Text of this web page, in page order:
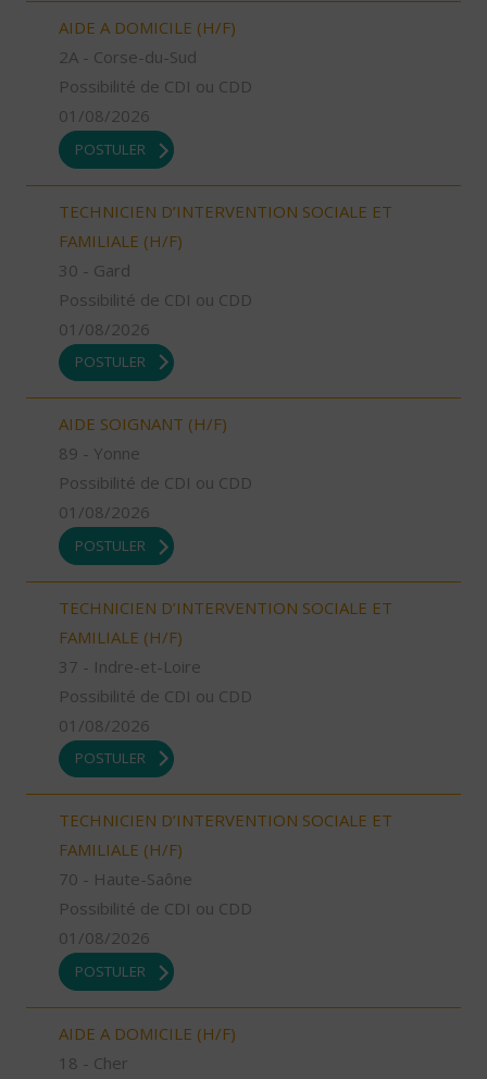
AIDE A DOMICILE (H/F)
2A - Corse-du-Sud
Possibilité de CDI ou CDD
01/08/2026
POSTULER
TECHNICIEN D’INTERVENTION SOCIALE ET
FAMILIALE (H/F)
30 - Gard
Possibilité de CDI ou CDD
01/08/2026
POSTULER
AIDE SOIGNANT (H/F)
89 - Yonne
Possibilité de CDI ou CDD
01/08/2026
POSTULER
TECHNICIEN D’INTERVENTION SOCIALE ET
FAMILIALE (H/F)
37 - Indre-et-Loire
Possibilité de CDI ou CDD
01/08/2026
POSTULER
TECHNICIEN D’INTERVENTION SOCIALE ET
FAMILIALE (H/F)
70 - Haute-Saône
Possibilité de CDI ou CDD
01/08/2026
POSTULER
AIDE A DOMICILE (H/F)
18 - Cher